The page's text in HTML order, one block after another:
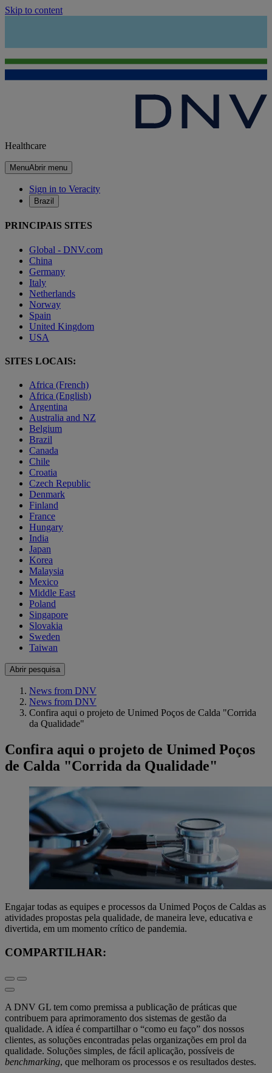
Skip to content
Healthcare
MenuAbrir menu
Sign in to Veracity
Brazil
PRINCIPAIS SITES
Global - DNV.com
China
Germany
Italy
Netherlands
Norway
Spain
United Kingdom
USA
SITES LOCAIS:
Africa (French)
Africa (English)
Argentina
Australia and NZ
Belgium
Brazil
Canada
Chile
Croatia
Czech Republic
Denmark
Finland
France
Hungary
India
Japan
Korea
Malaysia
Mexico
Middle East
Poland
Singapore
Slovakia
Sweden
Taiwan
Abrir pesquisa
News from DNV
News from DNV
Confira aqui o projeto de Unimed Poços de Calda "Corrida
da Qualidade"
Confira aqui o projeto de Unimed Poços
de Calda "Corrida da Qualidade"
Engajar todas as equipes e processos da Unimed Poços de Caldas as
atividades propostas pela qualidade, de maneira leve, educativa e
divertida, em um momento crítico de pandemia.
COMPARTILHAR:
A DNV GL tem como premissa a publicação de práticas que
contribuem para aprimoramento dos sistemas de gestão da
qualidade. A idíea é compartilhar o “como eu faço” dos nossos
clientes, as soluções encontradas pelas organizações em prol da
qualidade. Soluções simples, de fácil aplicação, possíveis de
benchmarking, que melhoram os processos e os resultados destes.